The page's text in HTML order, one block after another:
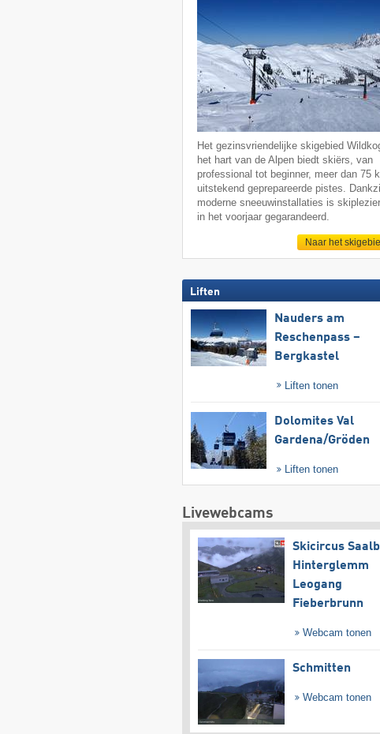
Het gezinsvriendelijke skigebied
het hart van de Alpen biedt skiërs, van
professional tot beginner, meer dan 75
uitstekend geprepareerde pistes.
moderne sneeuwinstallaties is
in het voorjaar gegarandeerd.
Naar het
Liften
Nauders am
Reschenpass –
Bergkastel
Liften tonen
Dolomites Val
Gardena/​Gröden
Liften tonen
Livewebcams
Skicircus
Hinterglemm
Leogang
Fieberbrunn
Webcam tonen
Schmitten
Webcam tonen